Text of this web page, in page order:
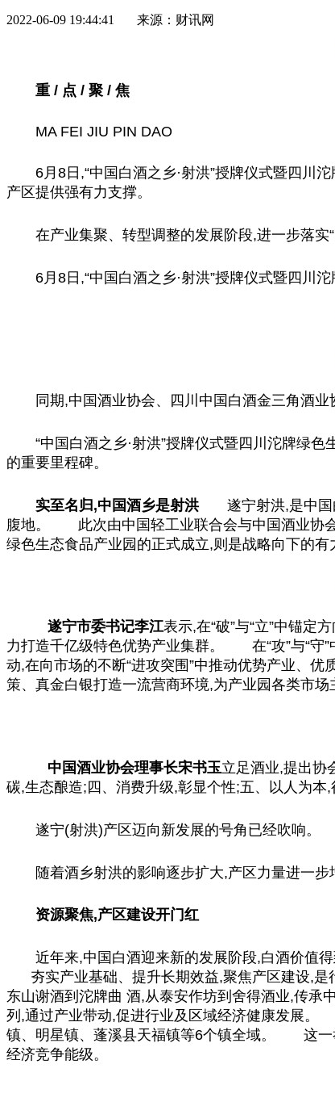
2022-06-09 19:44:41 来源：财讯网
重 / 点 / 聚 / 焦
MA FEI JIU PIN DAO
6月8日,“中国 白酒之乡·射洪”授牌仪式暨四川
产区提供强有力支撑。
在产业集聚、转型调整的发展阶段,进一步落实
6月8日,“中国 白酒之乡·射洪”授牌仪式暨四川
同期,中国酒业协会、四川 中国 白酒金三角酒业
“中国 白酒之乡·射洪”授牌仪式暨四川沱牌绿
的重要里程碑。
实至名归,中国酒乡是射洪遂宁射洪,是中国
腹地。 此次由中国轻工业联合会与中国酒业协
绿色生态食品产业园的正式成立,则是战略向下的有
遂宁市委书记李江表示,在“破”与“立”中锚定
力打造千亿级特色优势产业集群。 在“攻”与“守”
动,在向市场的不断“进攻突围”中推动优势产业、
策、真金白银打造一流营商环境,为产业园各类市场
中国酒业协会理事长宋书玉立足酒业,提出协
碳,生态酿造;四、消费升级,彰显个性;五、以人为本,
遂宁(射洪)产区迈向新发展的号角已经吹响。
随着酒乡射洪的影响逐步扩大,产区力量进一
资源聚焦,产区建设开门红
近年来,中国 白酒迎来新的发展阶段,白酒价值
夯实产业基础、提升长期效益,聚焦产区建设,是
东山谢酒到沱牌曲 酒,从泰安作坊到舍得酒业,传
列,通过产业带动,促进行业及区域经济健康发展
镇、明星镇、蓬溪县天福镇等6个镇全域。 这一
经济竞争能级。